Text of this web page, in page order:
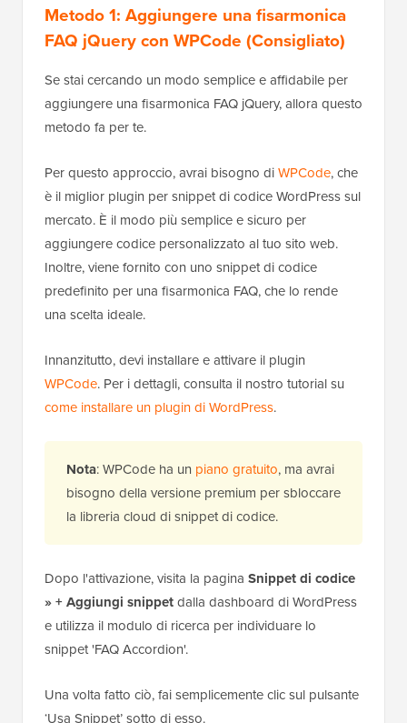
Metodo 1: Aggiungere una fisarmonica
FAQ jQuery con WPCode (Consigliato)
Se stai cercando un modo semplice e affidabile per
aggiungere una fisarmonica FAQ jQuery, allora questo
metodo fa per te.
Per questo approccio, avrai bisogno diWPCode, che
è il miglior plugin per snippet di codice WordPress sul
mercato. È il modo più semplice e sicuro per
aggiungere codice personalizzato al tuo sito web.
Inoltre, viene fornito con uno snippet di codice
predefinito per una fisarmonica FAQ, che lo rende
una scelta ideale.
Innanzitutto, devi installare e attivare il plugin
WPCode. Per i dettagli, consulta il nostro tutorial su
come installare un plugin di WordPress.
Nota: WPCode ha un piano gratuito, ma avrai
bisogno della versione premium per sbloccare
la libreria cloud di snippet di codice.
Dopo l'attivazione, visita la pagina Snippet di codice
» + Aggiungi snippetdalla dashboard di WordPress
e utilizza il modulo di ricerca per individuare lo
snippet 'FAQ Accordion'.
Una volta fatto ciò, fai semplicemente clic sul pulsante
‘Usa Snippet’ sotto di esso.